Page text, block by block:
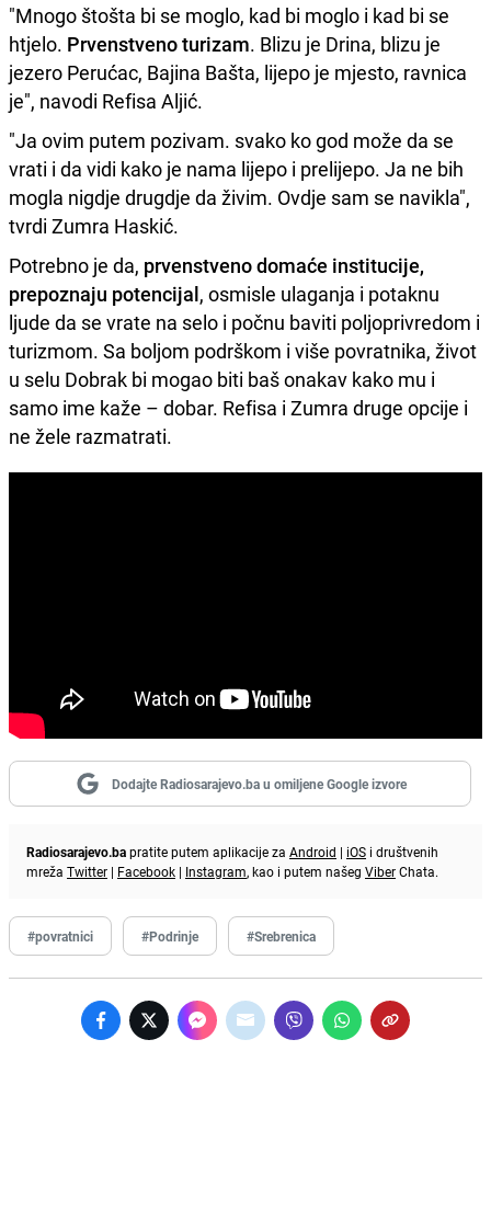
"Mnogo štošta bi se moglo, kad bi moglo i kad bi se
htjelo. Prvenstveno turizam. Blizu je Drina, blizu je
jezero Perućac, Bajina Bašta, lijepo je mjesto, ravnica
je", navodi Refisa Aljić.
"Ja ovim putem pozivam. svako ko god može da se
vrati i da vidi kako je nama lijepo i prelijepo. Ja ne bih
mogla nigdje drugdje da živim. Ovdje sam se navikla",
tvrdi Zumra Haskić.
Potrebno je da, prvenstveno domaće institucije,
prepoznaju potencijal, osmisle ulaganja i potaknu
ljude da se vrate na selo i počnu baviti poljoprivredom i
turizmom. Sa boljom podrškom i više povratnika, život
u selu Dobrak bi mogao biti baš onakav kako mu i
samo ime kaže – dobar. Refisa i Zumra druge opcije i
ne žele razmatrati.
Dodajte Radiosarajevo.ba u omiljene Google izvore
Radiosarajevo.bapratite putem aplikacije za Android | iOS i društvenih
mreža Twitter | Facebook | Instagram, kao i putem našeg ViberChata.
#povratnici #Podrinje #Srebrenica